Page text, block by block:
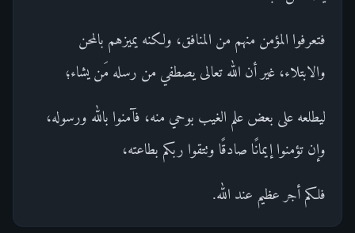
فتعرفوا المؤمن منهم من المنافق، ولكنه يميزهم بالمحن
والابتلاء، غير أن الله تعالى يصطفي من رسله مَن يشاء؛
ليطلعه على بعض علم الغيب بوحي منه، فآمنوا بالله ورسوله،
وإن تؤمنوا إيمانًا صادقًا وتتقوا ربكم بطاعته،
فلكم أجر عظيم عند الله.